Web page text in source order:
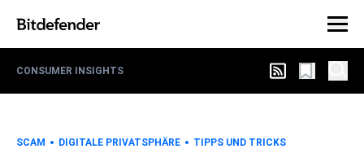
CONSUMER INSIGHTS
SCAM DIGITALE PRIVATSPHÄRE TIPPS UND TRICKS